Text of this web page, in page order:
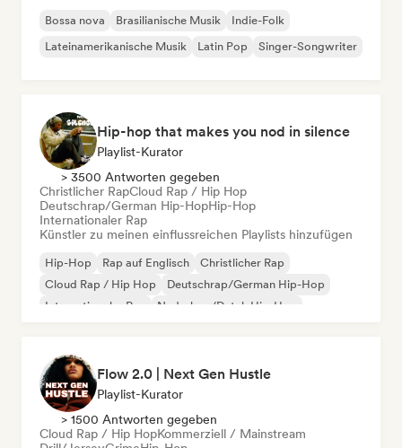
Bossa nova Brasilianische Musik
Indie-Folk
Lateinamerikanische Musik
Latin Pop Singer-Songwriter
Hip-hop that makes you nod in silence
Playlist-Kurator
> 3500 Antworten gegeben
Christlicher RapCloud Rap / Hip Hop
Deutschrap/German Hip-HopHip-Hop
Internationaler Rap
Künstler zu meinen einflussreichen Playlists hinzufügen
Hip-Hop Rap auf Englisch
Christlicher Rap
Cloud Rap / Hip Hop
Deutschrap/German Hip-Hop
Internationaler Rap
Nederhop/Dutch Hip-Hop
Flow 2.0 | Next Gen Hustle
Playlist-Kurator
> 1500 Antworten gegeben
Cloud Rap / Hip HopKommerziell / Mainstream